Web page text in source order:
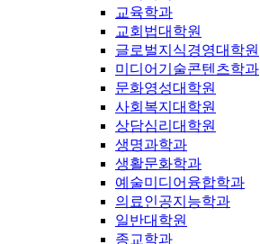
교육학과
교회법대학원
글로벌지식경영대학원
미디어기술콘텐츠학과
문화영성대학원
사회복지대학원
상담심리대학원
생명과학과
생활문화학과
예술미디어융합학과
의료인공지능학과
일반대학원
종교학과